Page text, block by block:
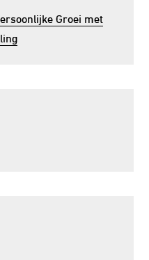
Groei met